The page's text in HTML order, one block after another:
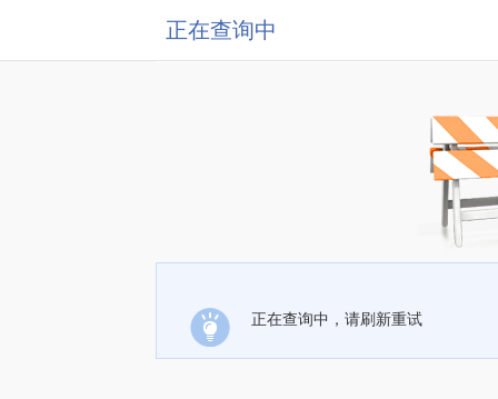
正在查询中
正在查询中，请刷新重试